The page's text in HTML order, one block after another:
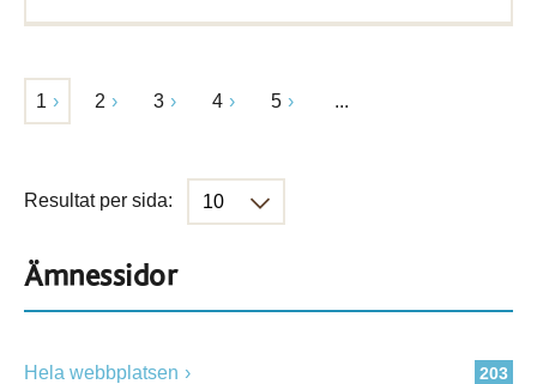
1 2 3 4 5 ...
Resultat per sida:
Ämnessidor
203
Hela webbplatsen